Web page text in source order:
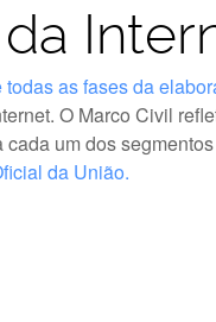
as fases da
O Marco Civil
um dos
da União.